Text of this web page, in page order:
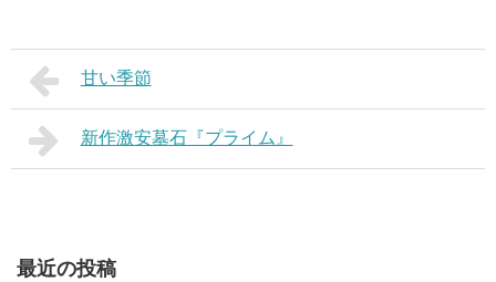
甘い季節
新作激安墓石『プライム』
最近の投稿